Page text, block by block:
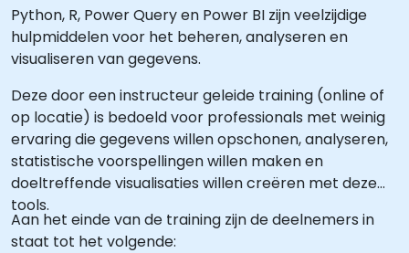
Python, R, Power Query en Power BI zijn veelzijdige
hulpmiddelen voor het beheren, analyseren en
visualiseren van gegevens.
Deze door een instructeur geleide training (online of
op locatie) is bedoeld voor professionals met weinig
ervaring die gegevens willen opschonen, analyseren,
statistische voorspellingen willen maken en
doeltreffende visualisaties willen creëren met deze
tools.
Aan het einde van de training zijn de deelnemers in
staat tot het volgende: